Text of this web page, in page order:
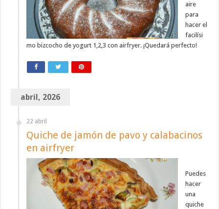
aire
para
hacer el
facilísi
mo bizcocho de yogurt 1,2,3 con airfryer. ¡Quedará perfecto!
abril, 2026
22 abril
Quiche de jamón de pavo y calabacinos
en airfryer
Puedes
hacer
una
quiche